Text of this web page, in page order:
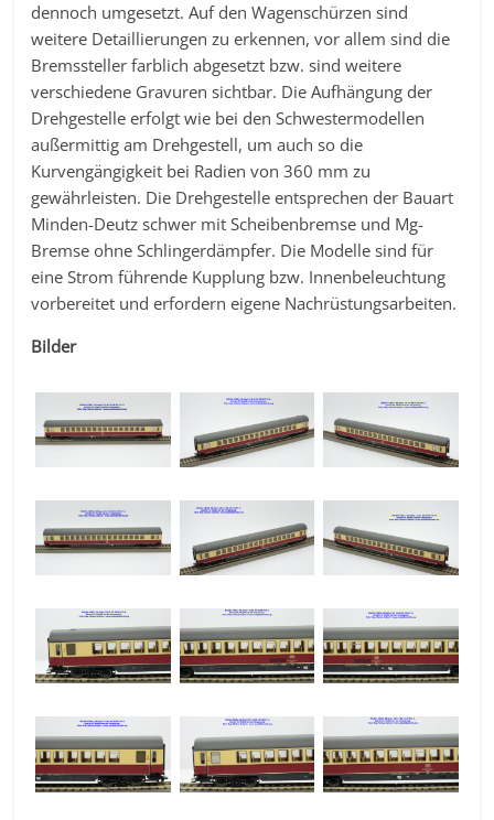
dennoch umgesetzt. Auf den Wagenschürzen sind
weitere Detaillierungen zu erkennen, vor allem sind die
Bremssteller farblich abgesetzt bzw. sind weitere
verschiedene Gravuren sichtbar. Die Aufhängung der
Drehgestelle erfolgt wie bei den Schwestermodellen
außermittig am Drehgestell, um auch so die
Kurvengängigkeit bei Radien von 360 mm zu
gewährleisten. Die Drehgestelle entsprechen der Bauart
Minden-Deutz schwer mit Scheibenbremse und Mg-
Bremse ohne Schlingerdämpfer. Die Modelle sind für
eine Strom führende Kupplung bzw. Innenbeleuchtung
vorbereitet und erfordern eigene Nachrüstungsarbeiten.
Bilder